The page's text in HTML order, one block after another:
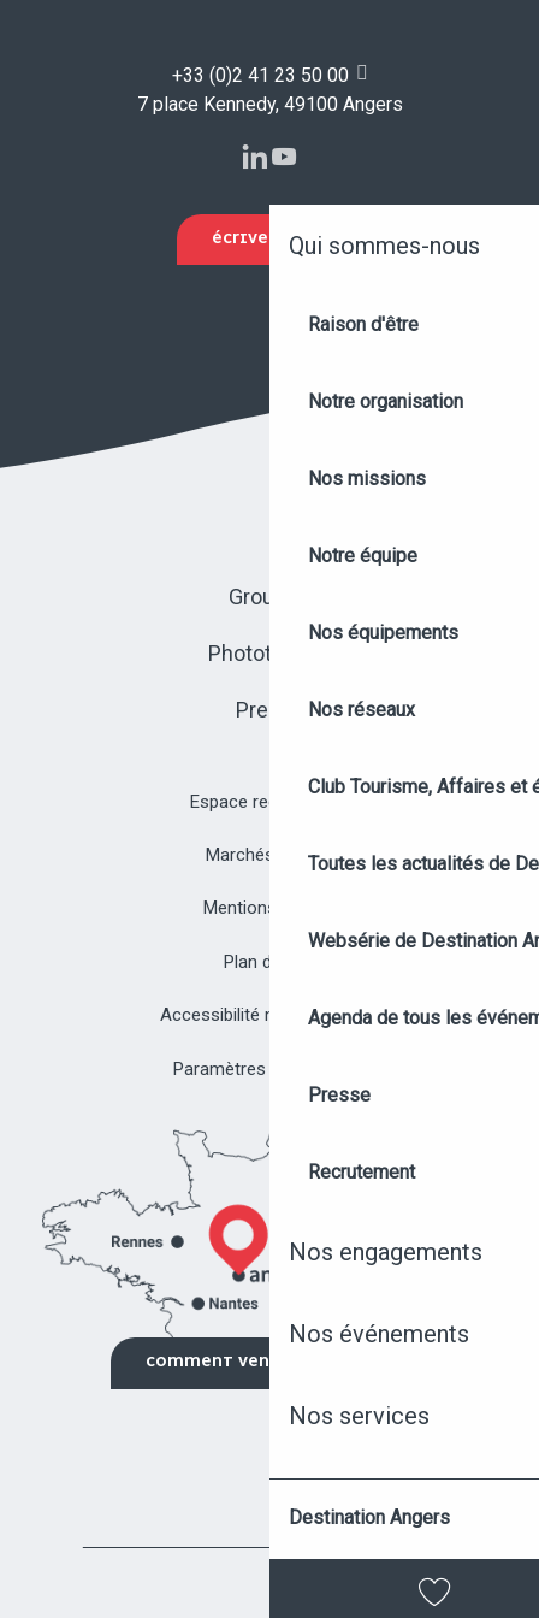
NOS ÉQUIPEMENTS
NOUS CONTACTER
Qui sommes-nous
Raison d'être
Notre organisation
Nos missions
Notre équipe
Nos équipements
Nos réseaux
Club Tourisme, Affaires et
Toutes les actualités de
Websérie de Destination
Agenda de tous les
Presse
Recrutement
Nos engagements
Nos événements
Nos services
Destination Angers
+33 (0)2 41 23 50 00
7 place Kennedy, 49100 Angers
ÉCRIVEZ-NOUS
Groupes
Photothèque
Presse
Espace recrutement
Marchés publics
Mentions légales
Plan du site
Accessibilité non conforme
Paramètres des cookies
COMMENT VENIR ?